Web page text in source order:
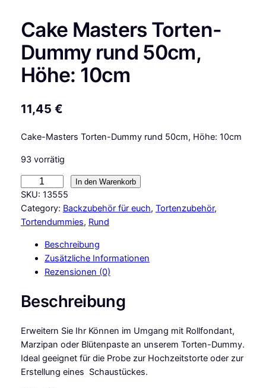
Cake Masters Torten-
Dummy rund 50cm,
Höhe: 10cm
11,45 €
Cake-Masters Torten-Dummy rund 50cm, Höhe: 10cm
93 vorrätig
a
k
e
T
o
r
t
In den Warenkorb
SKU: 13555
Category: Backzubehör für euch, Tortenzubehör
Tortendummies, Rund
Beschreibung
Zusätzliche Informationen
Rezensionen (0)
Beschreibung
Erweitern Sie Ihr Können im Umgang mit Rollfondant,
Marzipan oder Blütenpaste an unserem Torten-Dummy.
Ideal geeignet für die Probe zur Hochzeitstorte oder zur
Erstellung eines Schaustückes.